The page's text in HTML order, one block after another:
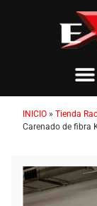
INICIO » Tienda
Carenado de fibra